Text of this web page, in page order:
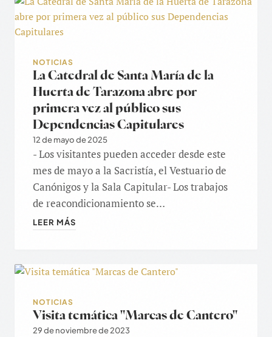
NOTICIAS
La Catedral de Santa María de la
Huerta de Tarazona abre por
primera vez al público sus
Dependencias Capitulares
12 de mayo de 2025
- Los visitantes pueden acceder desde este
mes de mayo a la Sacristía, el Vestuario de
Canónigos y la Sala Capitular- Los trabajos
de reacondicionamiento se…
LEER MÁS
NOTICIAS
Visita temática "Marcas de Cantero"
29 de noviembre de 2023